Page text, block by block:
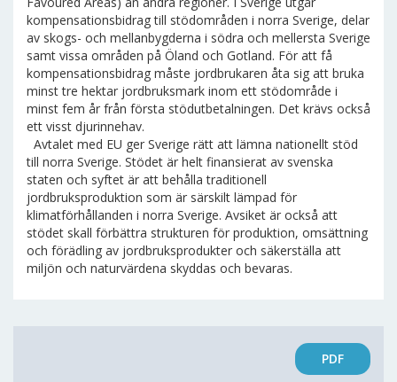
kompensationsbidrag till stödområden i norra Sverige, delar
av skogs- och mellanbygderna i södra och mellersta Sverige
samt vissa områden på Öland och Gotland. För att få
kompensationsbidrag måste jordbrukaren åta sig att bruka
minst tre hektar jordbruksmark inom ett stödområde i
minst fem år från första stödutbetalningen. Det krävs också
ett visst djurinnehav.
Avtalet med EU ger Sverige rätt att lämna nationellt stöd
till norra Sverige. Stödet är helt finansierat av svenska
staten och syftet är att behålla traditionell
jordbruksproduktion som är särskilt lämpad för
klimatförhållanden i norra Sverige. Avsiket är också att
stödet skall förbättra strukturen för produktion, omsättning
och förädling av jordbruksprodukter och säkerställa att
miljön och naturvärdena skyddas och bevaras.
PDF